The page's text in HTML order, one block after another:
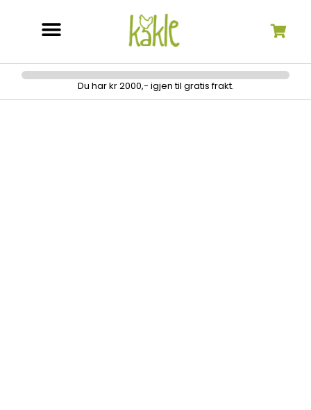
Du har kr 2000,- igjen til gratis frakt.